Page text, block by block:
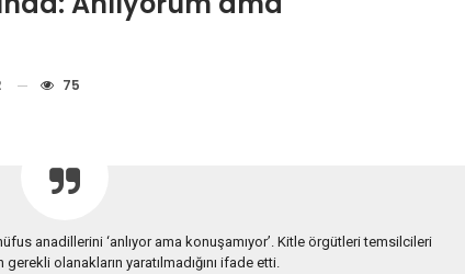
75
anadillerini ‘anlıyor ama konuşamıyor’. Kitle örgütleri temsilcileri
olanakların yaratılmadığını ifade etti.